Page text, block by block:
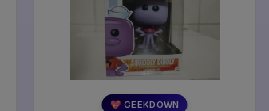
💖 GEEKDOWN